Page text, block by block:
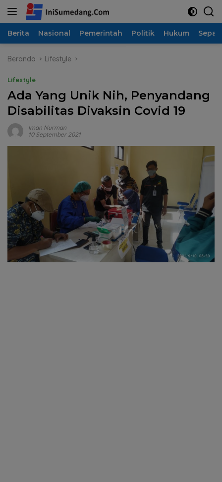
Langsung
Berita Nasional Pemerintah Politik Hukum
Beranda Lifestyle
Lifestyle
Ada Yang Unik Nih, Penyandang
Disabilitas Divaksin Covid 19
Iman Nurman
10 September 2021